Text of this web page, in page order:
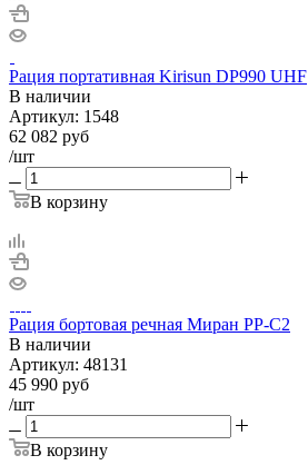
Рация портативная Kirisun DP990 UHF
В наличии
Артикул: 1548
62 082 руб
/шт
В корзину
Рация бортовая речная Миран РР-С2
В наличии
Артикул: 48131
45 990 руб
/шт
В корзину